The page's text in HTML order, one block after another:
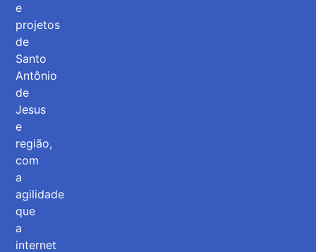
e
projetos
de
Santo
Antônio
de
Jesus
e
região,
com
a
agilidade
que
a
internet